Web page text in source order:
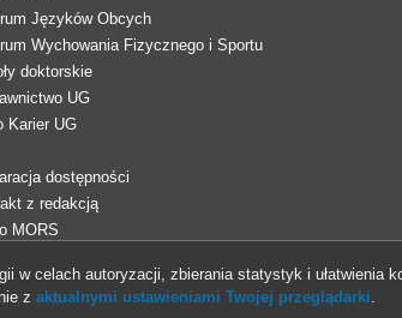
Języków Obcych
Wychowania Fizycznego i Sportu
doktorskie
UG
Karier UG
dostępności
z redakcją
MORS
Gdański
w celach autoryzacji, zbierania statystyk i ułatwienia
z aktualnymi ustawieniami Twojej przeglądarki.